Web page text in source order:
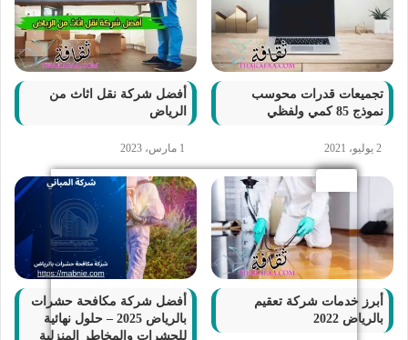
تجميعات قدرات محوسب
نموذج 85 كمي ولفظي
2 يوليو، 2021
أفضل شركة نقل اثاث من
الرياض
1 مارس، 2023
أبرز خدمات شركة تعقيم
بالرياض 2022
أفضل شركة مكافحة حشرات
بالرياض 2025 – حلول نهائية
للحشرات والمخاطر المنزلية